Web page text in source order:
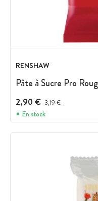
RENSHAW
Pâte à Sucre Pro
2,90 € Prix avant réduction :
3,19 €
En stock